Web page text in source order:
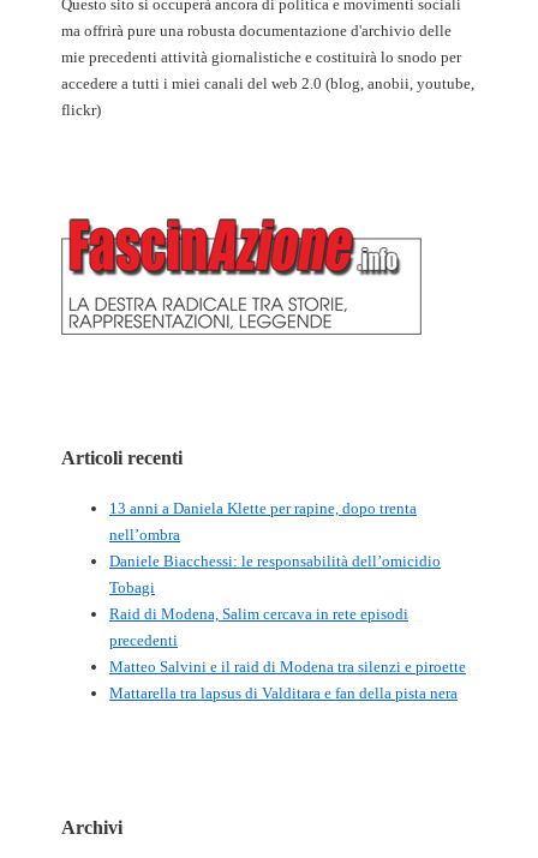
Questo sito si occuperà ancora di politica e movimenti sociali
ma offrirà pure una robusta documentazione d'archivio delle
mie precedenti attività giornalistiche e costituirà lo snodo per
accedere a tutti i miei canali del web 2.0 (blog, anobii, youtube,
flickr)
Articoli recenti
13 anni a Daniela Klette per rapine, dopo trenta
nell’ombra
Daniele Biacchessi: le responsabilità dell’omicidio
Tobagi
Raid di Modena, Salim cercava in rete episodi
precedenti
Matteo Salvini e il raid di Modena tra silenzi e piroette
Mattarella tra lapsus di Valditara e fan della pista nera
Archivi